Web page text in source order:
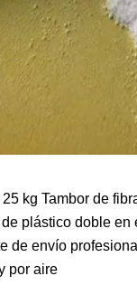
kg Tambor de
plástico doble
de envío
por aire